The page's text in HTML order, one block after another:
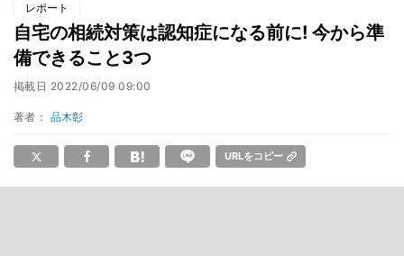
レポート
自宅の相続対策は認知症になる前に! 今から準
備できること3つ
掲載日 2022/06/09 09:00
著者： 品木彰
URLをコピー